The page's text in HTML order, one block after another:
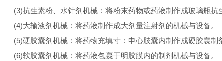
(3)抗生素粉、水针剂机械：将粉末药物或药液制作成玻璃瓶抗
(4)大输液剂机械：将药液制作成大剂量注射剂的机械与设备。
(5)硬胶囊剂机械：将药物充填寸：申心肢囊内制作成硬胶襄制
(6)软胶囊剂机械：将药液包裹于明胶膜内的制剂机械与设备。